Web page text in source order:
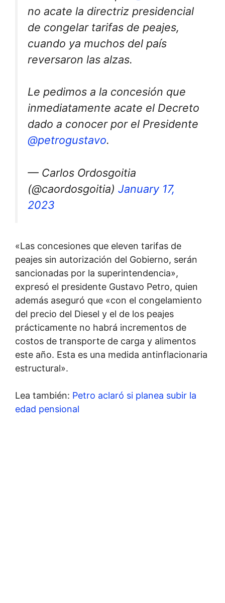
no acate la directriz presidencial
de congelar tarifas de peajes,
cuando ya muchos del país
reversaron las alzas.
Le pedimos a la concesión que
inmediatamente acate el Decreto
dado a conocer por el Presidente
@petrogustavo.
— Carlos Ordosgoitia
(@caordosgoitia) January 17,
2023
«Las concesiones que eleven tarifas de
peajes sin autorización del Gobierno, serán
sancionadas por la superintendencia»,
expresó el presidente Gustavo Petro, quien
además aseguró que «con el congelamiento
del precio del Diesel y el de los peajes
prácticamente no habrá incrementos de
costos de transporte de carga y alimentos
este año. Esta es una medida antinflacionaria
estructural».
Lea también: Petro aclaró si planea subir la
edad pensional